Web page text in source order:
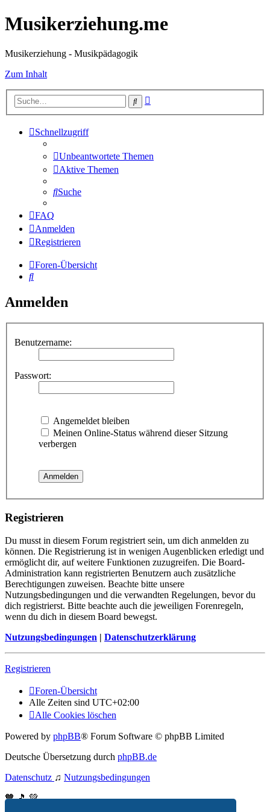
Musikerziehung.me
Musikerziehung - Musikpädagogik
Zum Inhalt
Suche
Schnellzugriff
Unbeantwortete Themen
Aktive Themen
Suche
FAQ
Anmelden
Registrieren
Foren-Übersicht
Suche
Anmelden
Benutzername:
Passwort:
Angemeldet bleiben
Meinen Online-Status während dieser Sitzung
verbergen
Registrieren
Du musst in diesem Forum registriert sein, um dich anmelden zu
können. Die Registrierung ist in wenigen Augenblicken erledigt und
ermöglicht dir, auf weitere Funktionen zuzugreifen. Die Board-
Administration kann registrierten Benutzern auch zusätzliche
Berechtigungen zuweisen. Beachte bitte unsere
Nutzungsbedingungen und die verwandten Regelungen, bevor du
dich registrierst. Bitte beachte auch die jeweiligen Forenregeln,
wenn du dich in diesem Board bewegst.
Nutzungsbedingungen | Datenschutzerklärung
Registrieren
Foren-Übersicht
Alle Zeiten sind UTC+02:00
Alle Cookies löschen
Powered by phpBB® Forum Software © phpBB Limited
Deutsche Übersetzung durch phpBB.de
Datenschutz ♫ Nutzungsbedingungen
🧡 🎵 💚